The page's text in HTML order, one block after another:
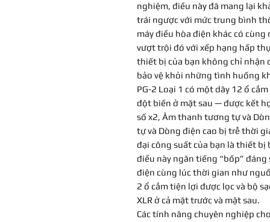
nghiệm, điều này đã mang lại
trái ngược với mức trung bình
máy điều hòa điện khác có
vượt trội đó với xếp hạng hấp
thiết bị của bạn không chỉ nhận
bảo vệ khỏi những tình huống
PG-2 Loại 1 có một dãy 12 ổ
đột biến ở mặt sau — được kết
số x2, Âm thanh tương tự và
tự và Dòng điện cao bị trễ thời
đại công suất của bạn là thiết
điều này ngăn tiếng “bốp” đáng
điện cùng lúc thời gian như
2 ổ cắm tiện lợi được lọc và bộ
XLR ở cả mặt trước và mặt sau.
Các tính năng chuyên nghiệp